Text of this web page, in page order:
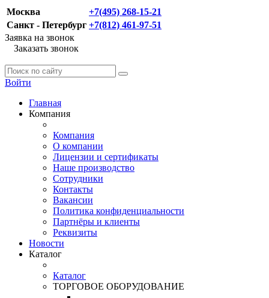
Москва
+7(495) 268-15-21
Санкт - Петербург +7(812) 461-97-51
Заявка на звонок
Заказать звонок
Войти
Главная
Компания
Компания
О компании
Лицензии и сертификаты
Наше производство
Сотрудники
Контакты
Вакансии
Политика конфиденциальности
Партнёры и клиенты
Реквизиты
Новости
Каталог
Каталог
ТОРГОВОЕ ОБОРУДОВАНИЕ